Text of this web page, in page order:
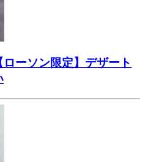
ーソン限定】デザート